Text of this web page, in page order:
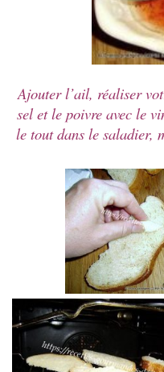
Ajouter l’ail, réaliser
sel et le poivre avec le
le tout dans le saladier,